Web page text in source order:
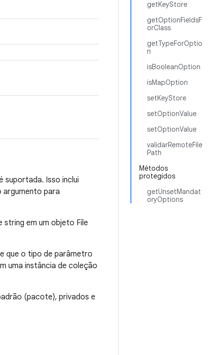
getKeyStore
getOptionFieldsF
orClass
getTypeForOptio
n
isBooleanOption
isMapOption
setKeyStore
setOptionValue
setOptionValue
validarRemoteFile
Path
Métodos
protegidos
getUnsetMandat
oryOptions
suportada. Isso inclui
argumento para
em um objeto File
que o tipo de parâmetro
uma instância de coleção
(pacote), privados e